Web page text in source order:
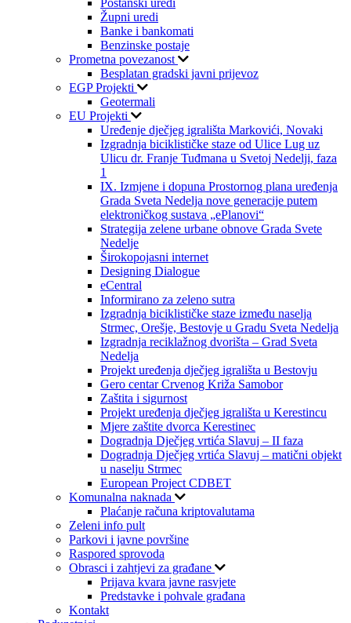
Župni uredi
Banke i bankomati
Benzinske postaje
Prometna povezanost
Besplatan gradski javni prijevoz
EGP Projekti
Geotermali
EU Projekti
Uređenje dječjeg igrališta Markovići, Novaki
Izgradnja biciklističke staze od Ulice Lug uz
Ulicu dr. Franje Tuđmana u Svetoj Nedelji, faza
1
IX. Izmjene i dopuna Prostornog plana uređenja
Grada Sveta Nedelja nove generacije putem
elektroničkog sustava „ePlanovi“
Strategija zelene urbane obnove Grada Svete
Nedelje
Širokopojasni internet
Designing Dialogue
eCentral
Informirano za zeleno sutra
Izgradnja biciklističke staze između naselja
Strmec, Orešje, Bestovje u Gradu Sveta Nedelja
Izgradnja reciklažnog dvorišta – Grad Sveta
Nedelja
Projekt uređenja dječjeg igrališta u Bestovju
Gero centar Crvenog Križa Samobor
Zaštita i sigurnost
Projekt uređenja dječjeg igrališta u Kerestincu
Mjere zaštite dvorca Kerestinec
Dogradnja Dječjeg vrtića Slavuj – II faza
Dogradnja Dječjeg vrtića Slavuj – matični objekt
u naselju Strmec
European Project CDBET
Komunalna naknada
Plaćanje računa kriptovalutama
Zeleni info pult
Parkovi i javne površine
Raspored sprovoda
Obrasci i zahtjevi za građane
Prijava kvara javne rasvjete
Predstavke i pohvale građana
Kontakt